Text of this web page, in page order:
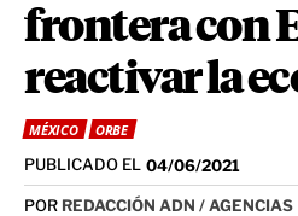
frontera con
reactivar la
MÉXICO ORBE
PUBLICADO EL 04/06/2021
POR REDACCIÓN ADN / AGENCIAS